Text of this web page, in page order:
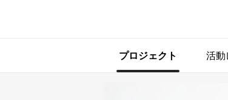
プロジェクト 活動